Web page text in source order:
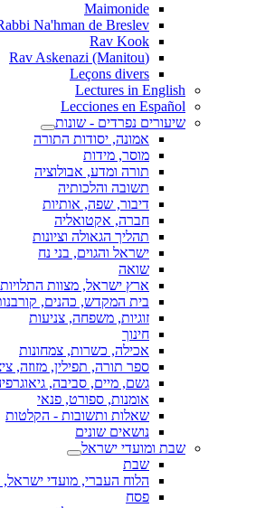
Maimonide
Na'hman de Breslev
Rav Kook
(Rav Askenazi (Manitou
Leçons divers
Lectures in English
Lecciones en Español
שיעורים נפרדים - שונות
אמונה, יסודות התורה
מוסר, מידות
תורה ומדע, אבולוציה
תשובה והלכותיה
דיבור, שפה, אותיות
חברה, אקטואליה
תהליך הגאולה וציונות
ישראל והגוים, בני נח
שואה
ארץ ישראל, מצוות
בית המקדש, כהנים,
זוגיות, משפחה, צניעות
חינוך
אכילה, כשרות, צמחונות
ספר תורה, תפילין, מזוזה,
גשם, מיים, סביבה,
אומנות, ספורט, פנאי
שאלות ותשובות - הקלטות
נושאים שונים
שבת ומועדי ישראל
שבת
הלוח העברי, מועדי
פסח